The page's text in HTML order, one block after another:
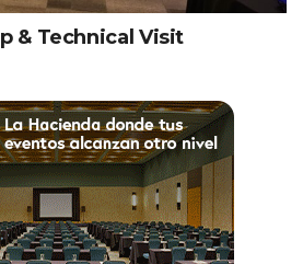
& Technical Visit